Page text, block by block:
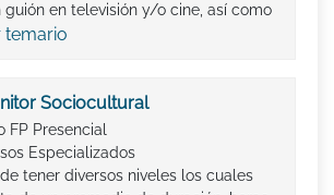
guión en televisión y/o cine, así como
temario
Sociocultural
FP Presencial
Especializados
tener diversos niveles los cuales